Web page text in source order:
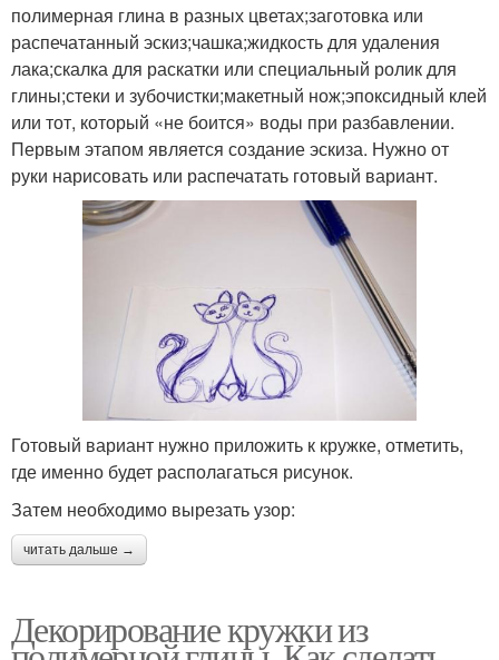
полимерная глина в разных цветах;заготовка или
распечатанный эскиз;чашка;жидкость для удаления
лака;скалка для раскатки или специальный ролик для
глины;стеки и зубочистки;макетный нож;эпоксидный клей
или тот, который «не боится» воды при разбавлении.
Первым этапом является создание эскиза. Нужно от
руки нарисовать или распечатать готовый вариант.
Готовый вариант нужно приложить к кружке, отметить,
где именно будет располагаться рисунок.
Затем необходимо вырезать узор:
читать дальше →
Декорирование кружки из